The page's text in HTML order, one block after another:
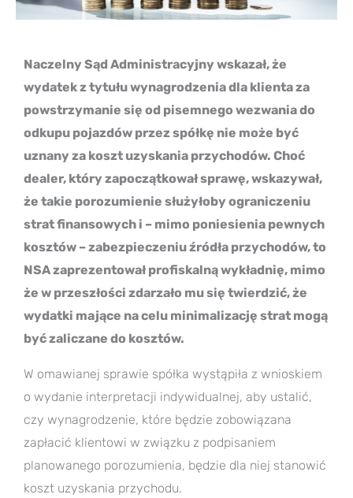
Naczelny Sąd Administracyjny wskazał, że
wydatek z tytułu wynagrodzenia dla klienta za
powstrzymanie się od pisemnego wezwania do
odkupu pojazdów przez spółkę nie może być
uznany za koszt uzyskania przychodów. Choć
dealer, który zapoczątkował sprawę, wskazywał,
że takie porozumienie służyłoby ograniczeniu
strat finansowych i – mimo poniesienia pewnych
kosztów – zabezpieczeniu źródła przychodów, to
NSA zaprezentował profiskalną wykładnię, mimo
że w przeszłości zdarzało mu się twierdzić, że
wydatki mające na celu minimalizację strat mogą
być zaliczane do kosztów.
W omawianej sprawie spółka wystąpiła z wnioskiem
o wydanie interpretacji indywidualnej, aby ustalić,
czy wynagrodzenie, które będzie zobowiązana
zapłacić klientowi w związku z podpisaniem
planowanego porozumienia, będzie dla niej stanowić
koszt uzyskania przychodu.